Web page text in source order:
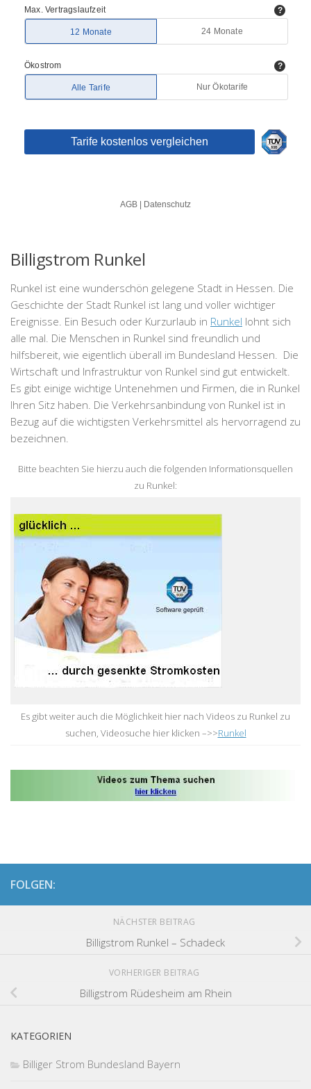
Billigstrom Runkel
Runkel ist eine wunderschön gelegene Stadt in Hessen. Die
Geschichte der Stadt Runkel ist lang und voller wichtiger
Ereignisse. Ein Besuch oder Kurzurlaub in Runkel lohnt sich
alle mal. Die Menschen in Runkel sind freundlich und
hilfsbereit, wie eigentlich überall im Bundesland Hessen. Die
Wirtschaft und Infrastruktur von Runkel sind gut entwickelt.
Es gibt einige wichtige Untenehmen und Firmen, die in Runkel
Ihren Sitz haben. Die Verkehrsanbindung von Runkel ist in
Bezug auf die wichtigsten Verkehrsmittel als hervorragend zu
bezeichnen.
Bitte beachten Sie hierzu auch die folgenden Informationsquellen
zu Runkel:
Es gibt weiter auch die Möglichkeit hier nach Videos zu Runkel zu
suchen, Videosuche hier klicken –>>Runkel
FOLGEN:
NÄCHSTER BEITRAG
Billigstrom Runkel – Schadeck
VORHERIGER BEITRAG
Billigstrom Rüdesheim am Rhein
KATEGORIEN
Billiger Strom Bundesland Bayern